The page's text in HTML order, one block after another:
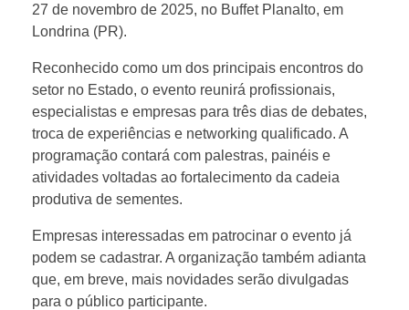
-
P
R
2
0
2
27 de novembro de 2025, no Buffet Planalto, em
Londrina (PR).
Reconhecido como um dos principais encontros do
setor no Estado, o evento reunirá profissionais,
especialistas e empresas para três dias de debates,
troca de experiências e networking qualificado. A
programação contará com palestras, painéis e
atividades voltadas ao fortalecimento da cadeia
produtiva de sementes.
Empresas interessadas em patrocinar o evento já
podem se cadastrar. A organização também adianta
que, em breve, mais novidades serão divulgadas
para o público participante.